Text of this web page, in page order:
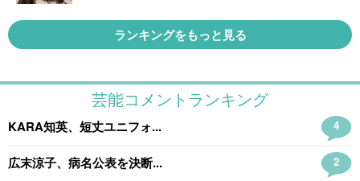
ランキングをもっと見る